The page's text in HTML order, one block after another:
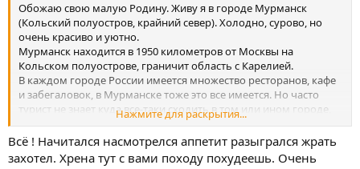
Обожаю свою малую Родину. Живу я в городе Мурманск
(Кольский полуостров, крайний север). Холодно, сурово, но
очень красиво и уютно.
Мурманск находится в 1950 километров от Москвы на
Кольском полуострове, граничит область с Карелией.
В каждом городе России имеется множество ресторанов, кафе
и забегаловок, в Мурманске тоже это все имеется. Но часто
турист не знает куда все-таки сходить в том или ином городе,
поэтому, я вам расскажу.
1. Ресторан "Тундра".
Официальный сайт:
https://restsyndicate.ru/
Нажмите для раскрытия...
Всё ! Начитался насмотрелся аппетит разыгрался жрать
захотел. Хрена тут с вами походу похудеешь. Очень